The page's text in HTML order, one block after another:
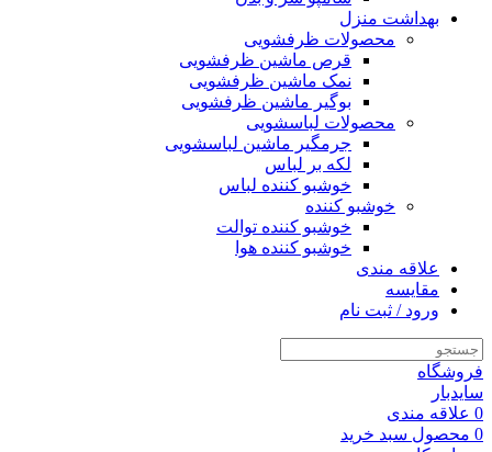
بهداشت منزل
محصولات ظرفشویی
قرص ماشین ظرفشویی
نمک ماشین ظرفشویی
بوگیر ماشین ظرفشویی
محصولات لباسشویی
جرمگیر ماشین لباسشویی
لکه بر لباس
خوشبو کننده لباس
خوشبو کننده
خوشبو کننده توالت
خوشبو کننده هوا
علاقه مندی
مقایسه
ورود / ثبت نام
فروشگاه
سایدبار
0 علاقه مندی
0 محصول سبد خرید